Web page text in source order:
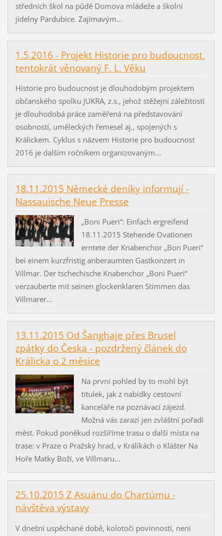
středních škol na půdě Domova mládeže a školní
jídelny Pardubice. Zajímavým...
1.5.2016 - Projekt Historie pro budoucnost,
tentokrát věnovaný F. L. Věku
Historie pro budoucnost je dlouhodobým projektem
občanského spolku JUKRA, z.s., jehož stěžejní záležitostí
je dlouhodobá práce zaměřená na představování
osobností, uměleckých řemesel aj., spojených s
Králickem. Cyklus s názvem Historie pro budoucnost
2016 je dalším ročníkem organizovaným...
18.11.2015 Německé deníky informují -
Nassauische Neue Presse
„Boni Pueri“: Einfach ergreifend
18.11.2015 Stehende Ovationen
erntete der Knabenchor „Bon Pueri“
bei einem kurzfristig anberaumten Gastkonzert in
Villmar. Der tschechische Knabenchor „Boni Pueri“
verzauberte mit seinen glockenklaren Stimmen das
Villmarer...
13.11.2015 Od Šanghaje přes Brusel
zpátky do Česka - pozdržený článek do
Králicka o 2 měsíce
Na první pohled by to mohl být
titulek, jak z nabídky cestovní
kanceláře na poznávací zájezd.
Možná vás zarazí jen zvláštní pořadí
měst. Pokud poněkud rozšíříme trasu o další místa na
trase: v Praze o Pražský hrad, v Králíkách o Klášter Na
Hoře Matky Boží, ve Villmaru...
25.10.2015 Z Asuánu do Chartúmu -
návštěva výstavy
V dnešní uspěchané době, kolotoči povinností, není